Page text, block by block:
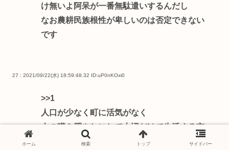
け無いよ阿呆が一番無駄遣いするんだし
なお農耕民族根性が卑しいのは否定できない
です
27 : 2021/09/22(水) 18:59:48.32 ID:uP0nKOxi0
>>1
人口が少なく町に活気がなく
人の噂を肥やしにして上辺だけで生活する市
町村のことじゃんマジ
ホーム 検索 トップ サイドバー